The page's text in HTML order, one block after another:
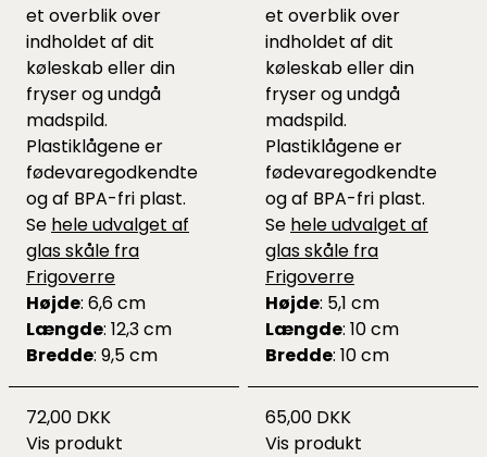
et overblik over
indholdet af dit
køleskab eller din
fryser og undgå
madspild.
Plastiklågene er
fødevaregodkendte
og af BPA-fri plast.
Se hele udvalget af
glas skåle fra
Frigoverre
Højde: 6,6 cm
Længde: 12,3 cm
Bredde: 9,5 cm
72,00 DKK
Vis produkt
et overblik over
indholdet af dit
køleskab eller din
fryser og undgå
madspild.
Plastiklågene er
fødevaregodkendte
og af BPA-fri plast.
Se hele udvalget af
glas skåle fra
Frigoverre
Højde: 5,1 cm
Længde: 10 cm
Bredde: 10 cm
65,00 DKK
Vis produkt